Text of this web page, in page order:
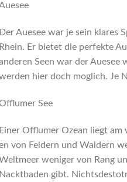
Der Auesee war je sein klares
Rhein. Er bietet die perfekte
Seen war der
hier doch moglich. Je
See
Einer Offlumer Ozean liegt
von Feldern und Waldern
weniger von Rang
Nacktbaden gibt.